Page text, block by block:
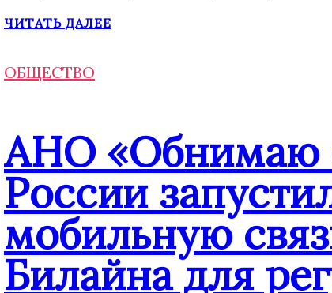
ЧИТАТЬ ДАЛЕЕ
ОБЩЕСТВО
АНО «Обнимаю
России
мобильную
Билайна для